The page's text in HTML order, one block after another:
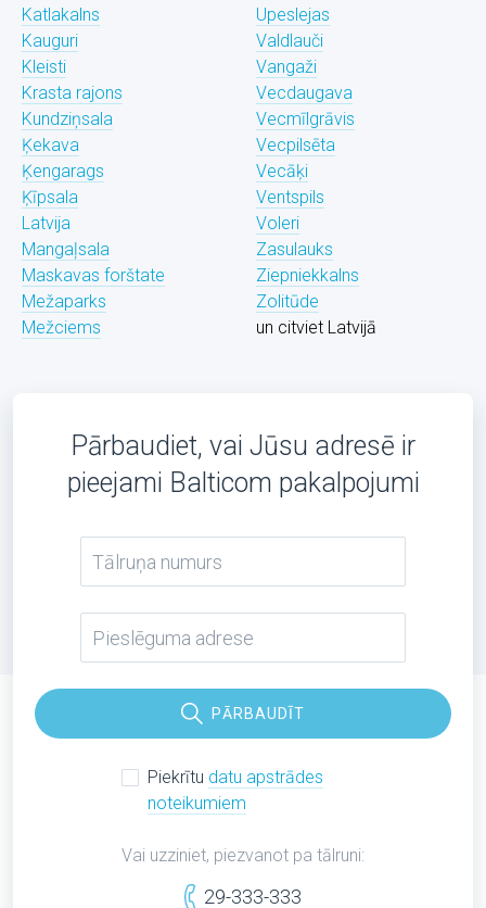
Katlakalns
Kauguri
Kleisti
Krasta rajons
Kundziņsala
Ķekava
Ķengarags
Ķīpsala
Latvija
Mangaļsala
Maskavas forštate
Mežaparks
Mežciems
Upeslejas
Valdlauči
Vangaži
Vecdaugava
Vecmīlgrāvis
Vecpilsēta
Vecāķi
Ventspils
Voleri
Zasulauks
Ziepniekkalns
Zolitūde
un citviet Latvijā
Pārbaudiet, vai Jūsu adresē ir
pieejami Balticom pakalpojumi
PĀRBAUDĪT
Piekrītu datu apstrādes
noteikumiem
Vai uzziniet, piezvanot pa tālruni:
29-333-333